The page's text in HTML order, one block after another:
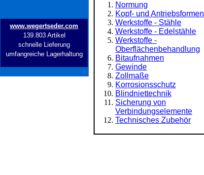
www.wegertseder.com
139.803 Artikel
schnelle Lieferung
umfangreiche Lagerhaltung
Normung
Kopf- und Antriebsformen
Werkstoffe - Stähle
Werkstoffe - Edelstähle
Werkstoffe -
Oberflächenbehandlung
Bitaufnahmen
Gewinde
Zollmaße
Korrosionsschutz
Blindniettechnik
Sicherung von
Verbindungselemente
Technisches Zubehör